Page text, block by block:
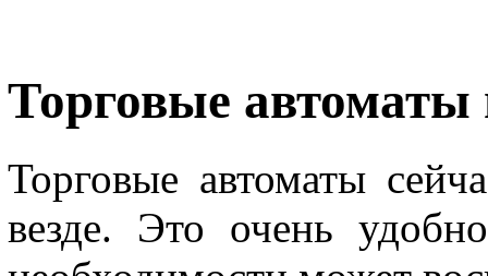
Торговые автоматы
Торговые автоматы
везде. Это очень